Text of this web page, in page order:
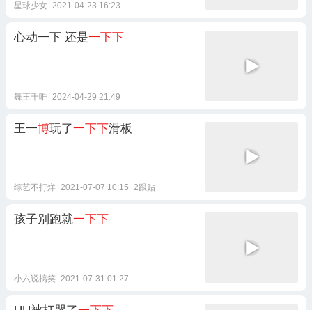
星球少女 2021-04-23 16:23
心动一下 还是一下下
舞王千唯 2024-04-29 21:49
王一博玩了一下下滑板
综艺不打烊 2021-07-07 10:15 2跟贴
孩子别跑就一下下
小六说搞笑 2021-07-31 01:27